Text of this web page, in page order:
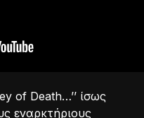
of Death…’’ ίσως
εναρκτήριους